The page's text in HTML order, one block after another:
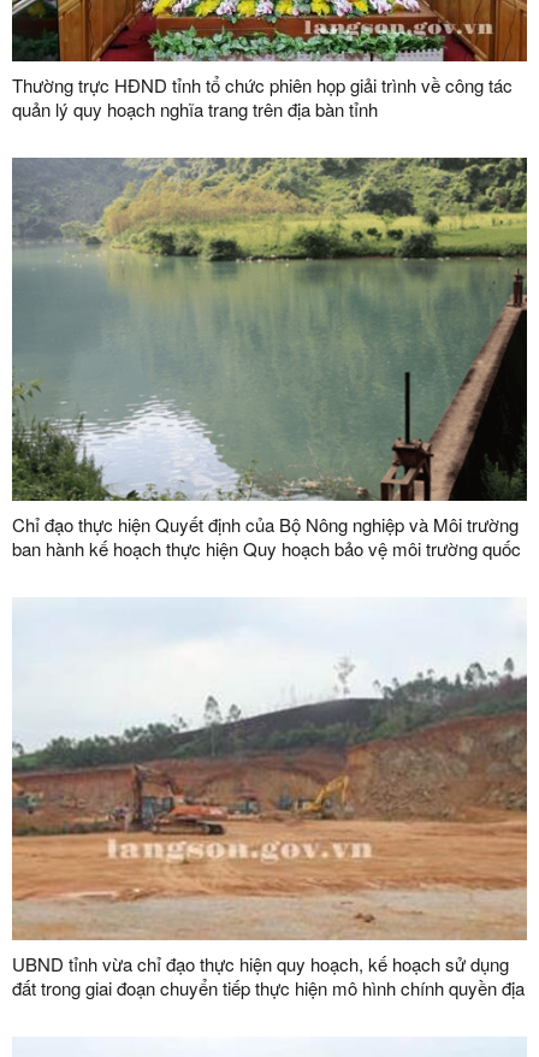
Thường trực HĐND tỉnh tổ chức phiên họp giải trình về công tác
quản lý quy hoạch nghĩa trang trên địa bàn tỉnh
Chỉ đạo thực hiện Quyết định của Bộ Nông nghiệp và Môi trường
ban hành kế hoạch thực hiện Quy hoạch bảo vệ môi trường quốc
UBND tỉnh vừa chỉ đạo thực hiện quy hoạch, kế hoạch sử dụng
đất trong giai đoạn chuyển tiếp thực hiện mô hình chính quyền địa